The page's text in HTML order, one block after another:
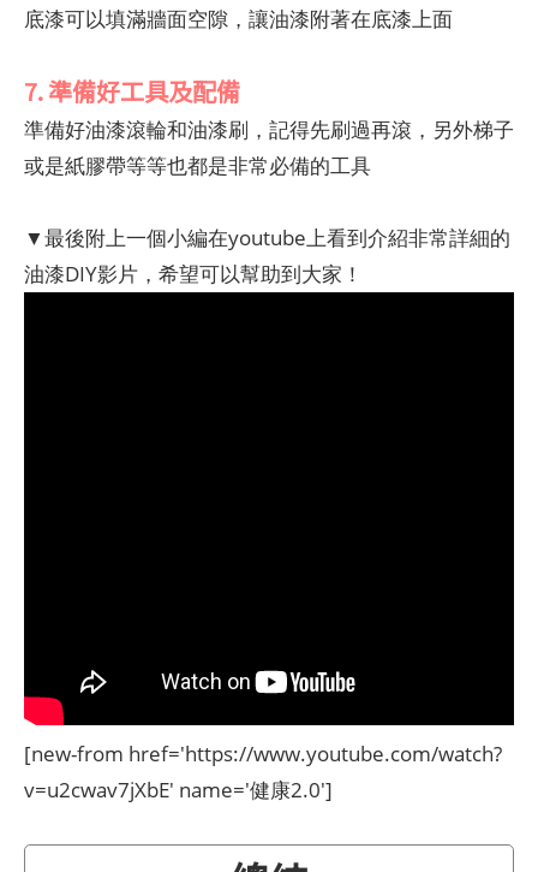
底漆可以填滿牆面空隙，讓油漆附著在底漆上面
7. 準備好工具及配備
準備好油漆滾輪和油漆刷，記得先刷過再滾，另外梯子
或是紙膠帶等等也都是非常必備的工具
▼最後附上一個小編在youtube上看到介紹非常詳細的
油漆DIY影片，希望可以幫助到大家！
[new-from href='https://www.youtube.com/watch?
v=u2cwav7jXbE' name='健康2.0']